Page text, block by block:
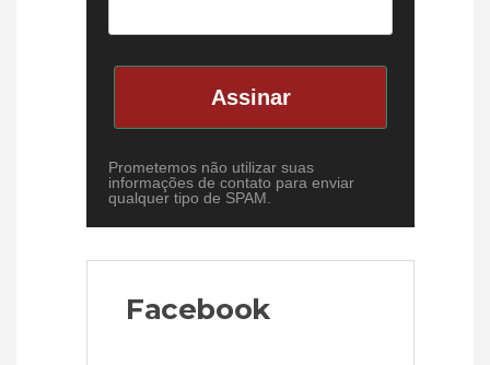
Assinar
Prometemos não utilizar suas
informações de contato para enviar
qualquer tipo de SPAM.
Facebook